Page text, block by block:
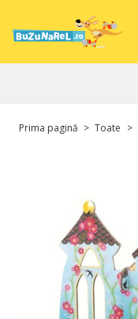
Prima pagină > Toate >